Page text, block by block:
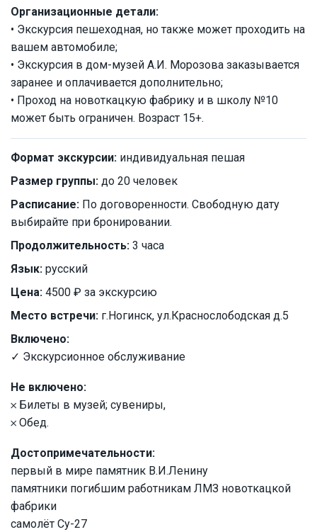
Организационные детали:
• Экскурсия пешеходная, но также может проходить на
вашем автомобиле;
• Экскурсия в дом-музей А.И. Морозова заказывается
заранее и оплачивается дополнительно;
• Проход на новоткацкую фабрику и в школу №10
может быть ограничен. Возраст 15+.
Формат экскурсии: индивидуальная пешая
Размер группы: до 20 человек
Расписание: По договоренности. Свободную дату
выбирайте при бронировании.
Продолжительность: 3 часа
Язык: русский
Цена: 4500 ₽ за экскурсию
Место встречи: г.Ногинск, ул.Краснослободская д.5
Включено:
✓ Экскурсионное обслуживание
Не включено:
𐄂 Билеты в музей; сувениры,
𐄂 Обед.
Достопримечательности:
первый в мире памятник В.И.Ленину
памятники погибшим работникам ЛМЗ новоткацкой
фабрики
самолёт Су-27